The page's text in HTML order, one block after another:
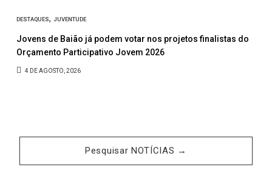
DESTAQUES, JUVENTUDE
Jovens de Baião já podem votar nos projetos finalistas do
Orçamento Participativo Jovem 2026
4 DE AGOSTO, 2026
Pesquisar NOTÍCIAS →